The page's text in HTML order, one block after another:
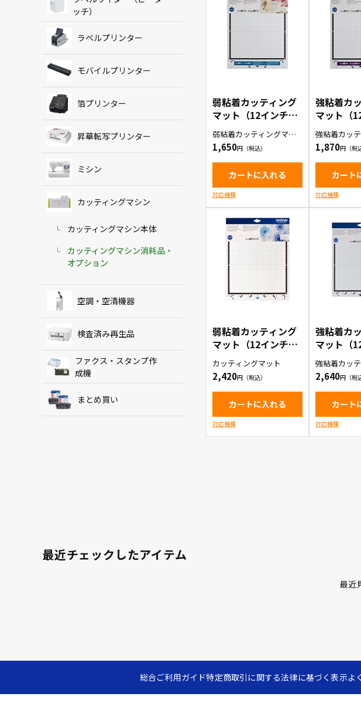
ッチ）
ラベルプリンター
モバイルプリンター
箔プリンター
昇華転写プリンター
ミシン
カッティングマシン
カッティングマシン本体
カッティングマシン消耗品・
オプション
空調・空清機器
検査済み再生品
ファクス・スタンプ作
成機
まとめ買い
弱粘着カッティング
マット（12インチ）
（CAMATLOW12）
弱粘着カッティングマッ
ト(12インチ)1枚入り
1,650
カートに入れる
対応機種
強粘着カ
マット（
（
強粘着カッ
ト(12インチ
1,870
カート
対応機種
弱粘着カッティング
マット（12インチ）
（CADXMATLOW12
）
カッティングマット
2,420
カートに入れる
対応機種
強粘着カ
マット（
（
）
強粘着カッ
ト(12インチ
2,640
カート
対応機種
最近チェックしたアイテム
最近
総合ご利用ガイド特定商取引に関する法律に基づく表示よ